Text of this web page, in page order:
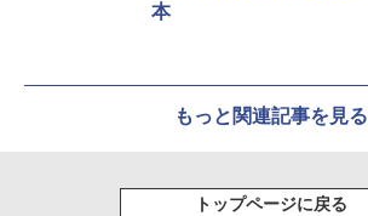
本
もっと関連記事を見る
トップページに戻る